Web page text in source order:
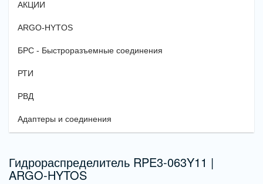
АКЦИИ
ARGO-HYTOS
БРС - Быстроразъемные соединения
РТИ
РВД
Адаптеры и соединения
Гидрораспределитель RPE3-063Y11 |
ARGO-HYTOS